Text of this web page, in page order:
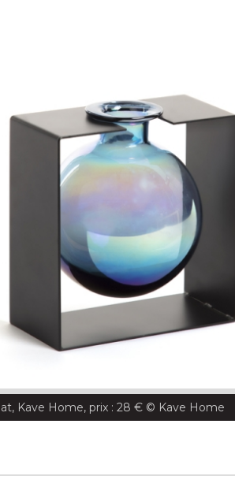
Kave Home, prix : 28 € © Kave Home